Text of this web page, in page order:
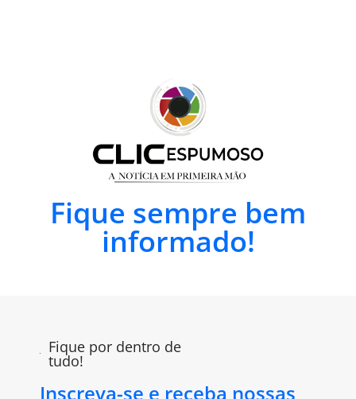
Fique sempre bem
informado!
Fique por dentro de
tudo!
Inscreva-se e receba nossas